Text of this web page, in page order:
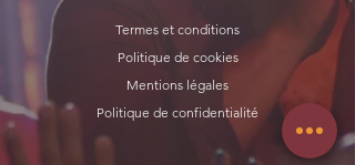
Termes et conditions
Politique de cookies
Mentions légales
Politique de confidentialité